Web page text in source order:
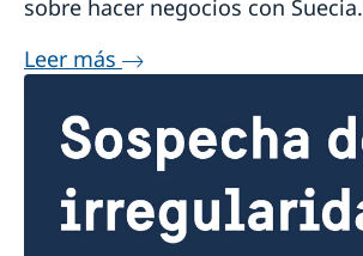
sobre hacer negocios con Suecia.
Leer más